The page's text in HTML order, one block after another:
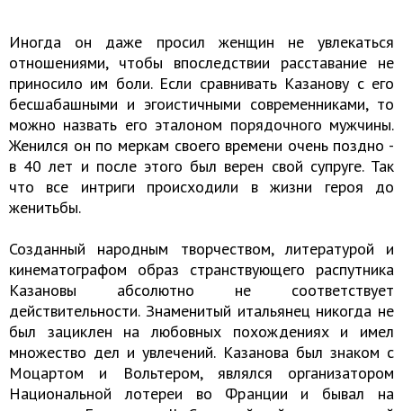
Иногда он даже просил женщин не увлекаться
отношениями, чтобы впоследствии расставание не
приносило им боли. Если сравнивать Казанову с его
бесшабашными и эгоистичными современниками, то
можно назвать его эталоном порядочного мужчины.
Женился он по меркам своего времени очень поздно -
в 40 лет и после этого был верен свой супруге. Так
что все интриги происходили в жизни героя до
женитьбы.
Созданный народным творчеством, литературой и
кинематографом образ странствующего распутника
Казановы абсолютно не соответствует
действительности. Знаменитый итальянец никогда не
был зациклен на любовных похождениях и имел
множество дел и увлечений. Казанова был знаком с
Моцартом и Вольтером, являлся организатором
Национальной лотереи во Франции и бывал на